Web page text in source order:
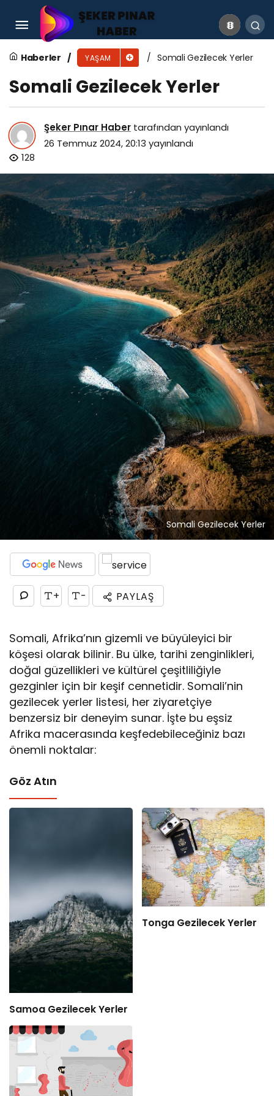
Haberler YAŞAM Somali Gezilecek Yerler
Somali Gezilecek Yerler
Şeker Pınar Haber tarafından yayınlandı
26 Temmuz 2024, 20:13 yayınlandı
128
Somali Gezilecek Yerler
+ - PAYLAŞ
Somali, Afrika’nın gizemli ve büyüleyici bir
köşesi olarak bilinir. Bu ülke, tarihi zenginlikleri,
doğal güzellikleri ve kültürel çeşitliliğiyle
gezginler için bir keşif cennetidir. Somali’nin
gezilecek yerler listesi, her ziyaretçiye
benzersiz bir deneyim sunar. İşte bu eşsiz
Afrika macerasında keşfedebileceğiniz bazı
önemli noktalar:
Göz Atın
Samoa Gezilecek Yerler
Tonga Gezilecek Yerler
Şeyseller Gezilecek Yerler